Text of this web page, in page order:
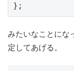
};
みたいなことにな
定してあげる。